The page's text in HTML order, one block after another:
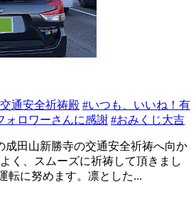
通安全祈祷殿 #いつも、いいね！有
ォロワーさんに感謝 #おみくじ大吉
成田山新勝寺の交通安全祈祷へ向か
く、スムーズに祈祷して頂きまし
転に努めます。凛とした...